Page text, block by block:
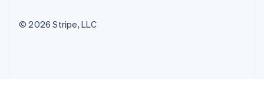
© 2026 Stripe, LLC